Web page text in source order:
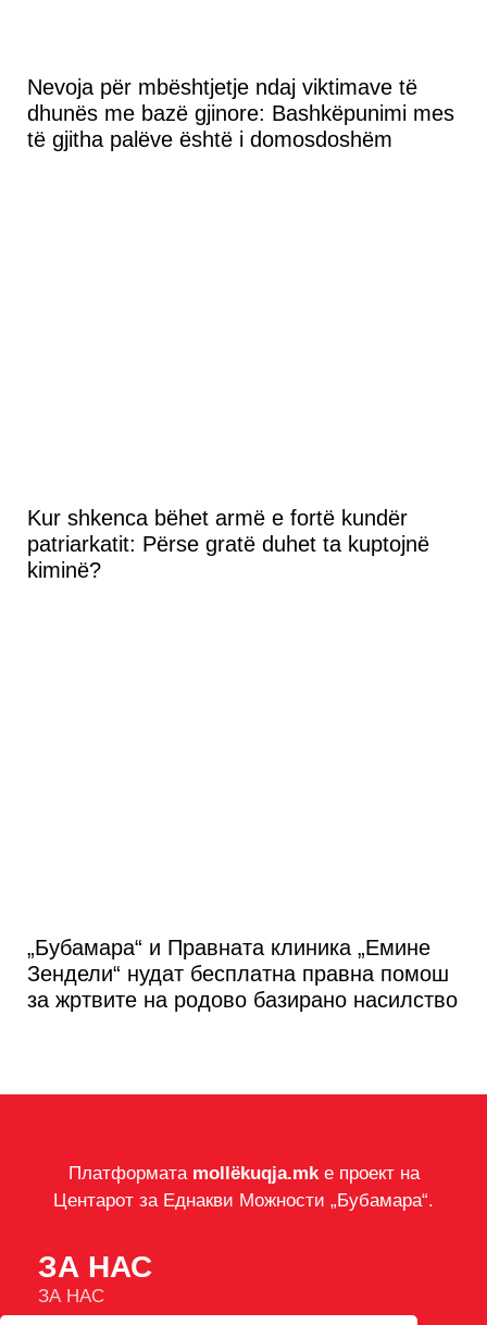
Nevoja për mbështjetje ndaj viktimave të
dhunës me bazë gjinore: Bashkëpunimi mes
të gjitha palëve është i domosdoshëm
Kur shkenca bëhet armë e fortë kundër
patriarkatit: Përse gratë duhet ta kuptojnë
kiminë?
„Бубамара“ и Правната клиника „Емине
Зендели“ нудат бесплатна правна помош
за жртвите на родово базирано насилство
Платформата mollëkuqja.mkе проект на
Центарот за Еднакви Можности „Бубамара“.
ЗА НАС
ЗА НАС